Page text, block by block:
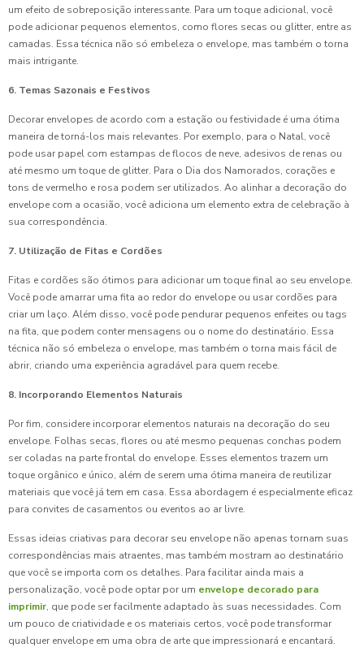
um efeito de sobreposição interessante. Para um toque adicional, você
pode adicionar pequenos elementos, como flores secas ou glitter, entre as
camadas. Essa técnica não só embeleza o envelope, mas também o torna
mais intrigante.
6. Temas Sazonais e Festivos
Decorar envelopes de acordo com a estação ou festividade é uma ótima
maneira de torná-los mais relevantes. Por exemplo, para o Natal, você
pode usar papel com estampas de flocos de neve, adesivos de renas ou
até mesmo um toque de glitter. Para o Dia dos Namorados, corações e
tons de vermelho e rosa podem ser utilizados. Ao alinhar a decoração do
envelope com a ocasião, você adiciona um elemento extra de celebração à
sua correspondência.
7. Utilização de Fitas e Cordões
Fitas e cordões são ótimos para adicionar um toque final ao seu envelope.
Você pode amarrar uma fita ao redor do envelope ou usar cordões para
criar um laço. Além disso, você pode pendurar pequenos enfeites ou tags
na fita, que podem conter mensagens ou o nome do destinatário. Essa
técnica não só embeleza o envelope, mas também o torna mais fácil de
abrir, criando uma experiência agradável para quem recebe.
8. Incorporando Elementos Naturais
Por fim, considere incorporar elementos naturais na decoração do seu
envelope. Folhas secas, flores ou até mesmo pequenas conchas podem
ser coladas na parte frontal do envelope. Esses elementos trazem um
toque orgânico e único, além de serem uma ótima maneira de reutilizar
materiais que você já tem em casa. Essa abordagem é especialmente eficaz
para convites de casamentos ou eventos ao ar livre.
Essas ideias criativas para decorar seu envelope não apenas tornam suas
correspondências mais atraentes, mas também mostram ao destinatário
que você se importa com os detalhes. Para facilitar ainda mais a
personalização, você pode optar por um envelope decorado para
imprimir, que pode ser facilmente adaptado às suas necessidades. Com
um pouco de criatividade e os materiais certos, você pode transformar
qualquer envelope em uma obra de arte que impressionará e encantará.